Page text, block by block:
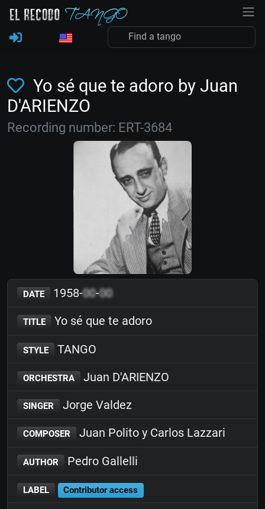
Yo sé que te adoro by Juan
D'ARIENZO
Recording number: ERT-3684
DATE 1958-00-00
TITLE Yo sé que te adoro
STYLE TANGO
ORCHESTRA Juan D'ARIENZO
SINGER Jorge Valdez
COMPOSER Juan Polito y Carlos Lazzari
AUTHOR Pedro Gallelli
LABEL Contributor access